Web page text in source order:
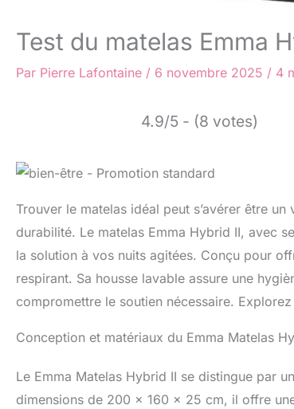
Test du matelas Emma
Par Pierre Lafontaine / 6 novembre 2025 / 4
4.9/5 - (8 votes)
Trouver le matelas idéal peut s’avérer être
durabilité. Le matelas Emma Hybrid II, avec
la solution à vos nuits agitées. Conçu pour
respirant. Sa housse lavable assure une
compromettre le soutien nécessaire.
Conception et matériaux du Emma Matelas
Le Emma Matelas Hybrid II se distingue par
dimensions de 200 x 160 x 25 cm, il offre